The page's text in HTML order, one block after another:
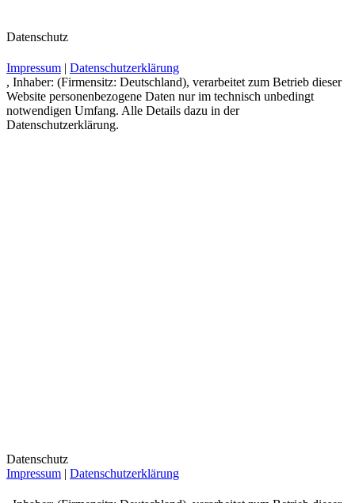
Datenschutz
Impressum
Datenschutzerklärung
, Inhaber: (Firmensitz: Deutschland), verarbeitet zum Betrieb dieser
Website personenbezogene Daten nur im technisch unbedingt
notwendigen Umfang. Alle Details dazu in der
Datenschutzerklärung.
Datenschutz
Impressum
Datenschutzerklärung